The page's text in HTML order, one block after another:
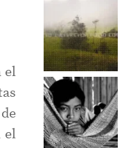
el
el